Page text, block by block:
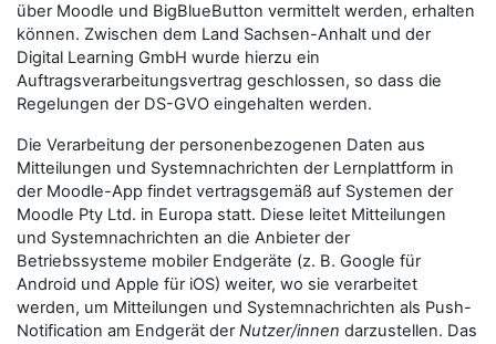
über Moodle und BigBlueButton vermittelt werden, erhalten
können. Zwischen dem Land Sachsen-Anhalt und der
Digital Learning GmbH wurde hierzu ein
Auftragsverarbeitungsvertrag geschlossen, so dass die
Regelungen der DS-GVO eingehalten werden.
Die Verarbeitung der personenbezogenen Daten aus
Mitteilungen und Systemnachrichten der Lernplattform in
der Moodle-App findet vertragsgemäß auf Systemen der
Moodle Pty Ltd. in Europa statt. Diese leitet Mitteilungen
und Systemnachrichten an die Anbieter der
Betriebssysteme mobiler Endgeräte (z. B. Google für
Android und Apple für iOS) weiter, wo sie verarbeitet
werden, um Mitteilungen und Systemnachrichten als Push-
Notification am Endgerät derNutzer/innen darzustellen. Das